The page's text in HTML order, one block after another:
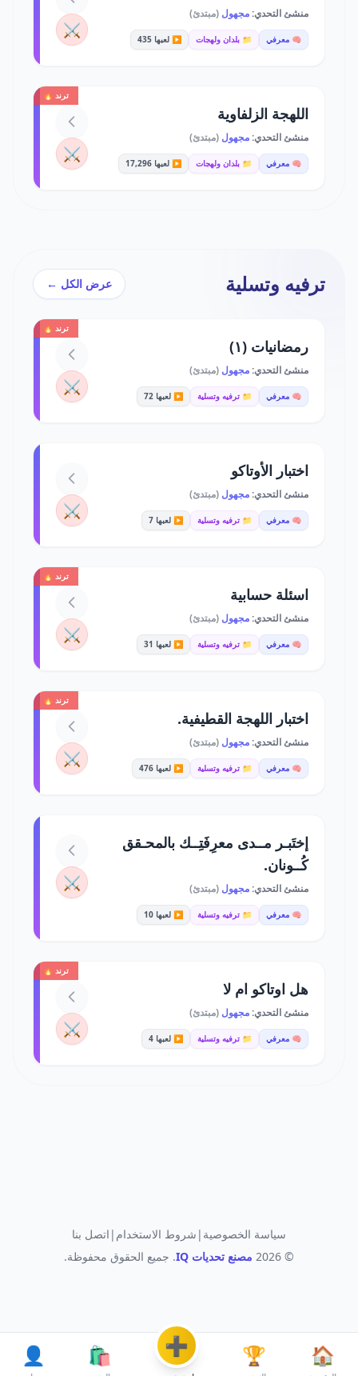
منشئ التحدي:مجهول (مبتدئ)
🧠 معرفي 📁 بلدان ولهجات ▶️ لعبها 435 ⚔️
ترند 🔥
اللهجة الزلفاوية
منشئ التحدي:مجهول (مبتدئ)
🧠 معرفي 📁 بلدان ولهجات ▶️ لعبها 17,296 ⚔️
ترفيه وتسلية عرض الكل ←
ترند 🔥
رمضانيات (١)
منشئ التحدي:مجهول (مبتدئ)
🧠 معرفي 📁 ترفيه وتسلية ▶️ لعبها 72 ⚔️
اختبار الأوتاكو
منشئ التحدي:مجهول (مبتدئ)
🧠 معرفي 📁 ترفيه وتسلية ▶️ لعبها 7 ⚔️
ترند 🔥
اسئلة حسابية
منشئ التحدي:مجهول (مبتدئ)
🧠 معرفي 📁 ترفيه وتسلية ▶️ لعبها 31 ⚔️
ترند 🔥
اختبار اللهجة القطيفية.
منشئ التحدي:مجهول (مبتدئ)
🧠 معرفي 📁 ترفيه وتسلية ▶️ لعبها 476 ⚔️
إختَبـر مــدى معرِفَتِــك بالمحـقق
كُــونان.
منشئ التحدي:مجهول (مبتدئ)
🧠 معرفي 📁 ترفيه وتسلية ▶️ لعبها 10
⚔️
ترند 🔥
هل اوتاكو ام لا
منشئ التحدي:مجهول (مبتدئ)
🧠 معرفي 📁 ترفيه وتسلية ▶️ لعبها 4 ⚔️
🏠
🏆
➕
🛍️
👤
سياسة الخصوصية | شروط الاستخدام | اتصل بنا
© 2026
مصنع تحديات IQ . جميع الحقوق محفوظة.